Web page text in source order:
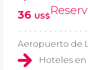
36 US$
Aeropuerto de
Hoteles en